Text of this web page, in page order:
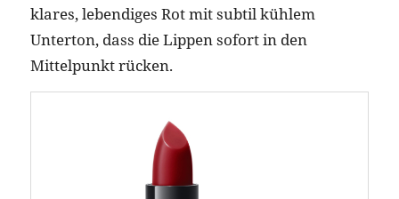
klares, lebendiges Rot mit subtil kühlem
Unterton, dass die Lippen sofort in den
Mittelpunkt rücken.